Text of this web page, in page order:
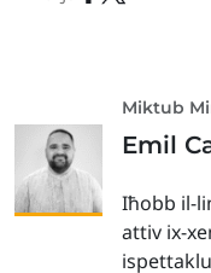
Miktub
Emil
Iħobb il-
attiv ix-